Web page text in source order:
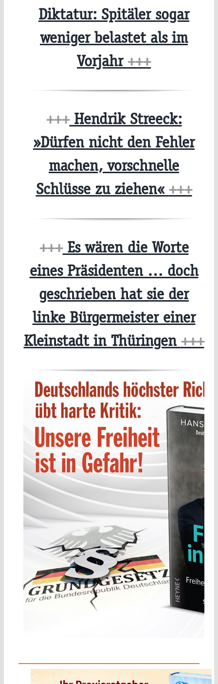
Diktatur: Spitäler sogar
weniger belastet als im
Vorjahr+++
+++Hendrik Streeck:
»Dürfen nicht den Fehler
machen, vorschnelle
Schlüsse zu ziehen« +++
+++Es wären die Worte
eines Präsidenten … doch
geschrieben hat sie der
linke Bürgermeister einer
Kleinstadt in Thüringen +++